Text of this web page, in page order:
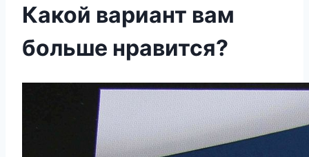
Какой вариант вам
больше нравится?